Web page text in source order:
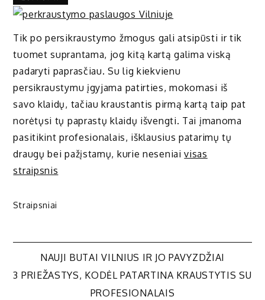
Tik po persikraustymo žmogus gali atsipūsti ir tik
tuomet suprantama, jog kitą kartą galima viską
padaryti paprasčiau. Su lig kiekvienu
persikraustymu įgyjama patirties, mokomasi iš
savo klaidų, tačiau kraustantis pirmą kartą taip pat
norėtųsi tų paprastų klaidų išvengti. Tai įmanoma
pasitikint profesionalais, išklausius patarimų tų
draugų bei pažįstamų, kurie neseniaivisas
straipsnis
Straipsniai
Navigacija
NAUJI BUTAI VILNIUS IR JO PAVYZDŽIAI
3 PRIEŽASTYS, KODĖL PATARTINA KRAUSTYTIS SU
PROFESIONALAIS